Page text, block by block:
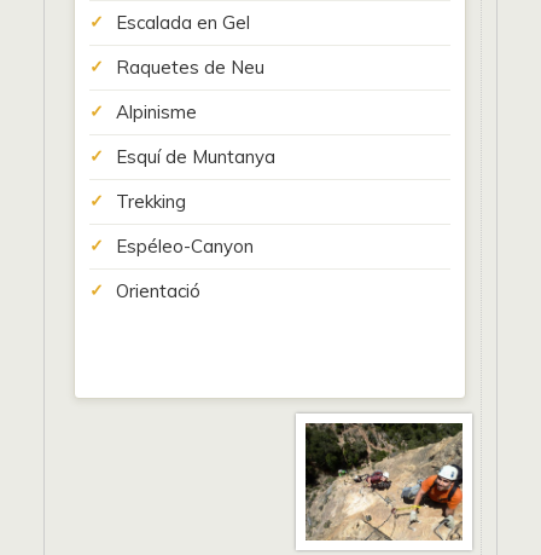
Escalada en Gel
Raquetes de Neu
Alpinisme
Esquí de Muntanya
Trekking
Espéleo-Canyon
Orientació